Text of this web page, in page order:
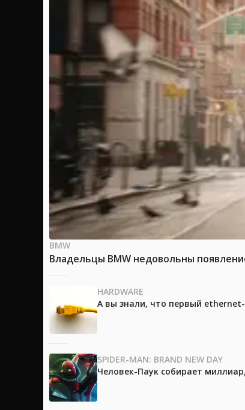
BMW
Владельцы BMW недовольны
HARDWARE
А вы знали, что первый
SPIDER-MAN: BRAND NEW DAY
Человек-Паук собирает